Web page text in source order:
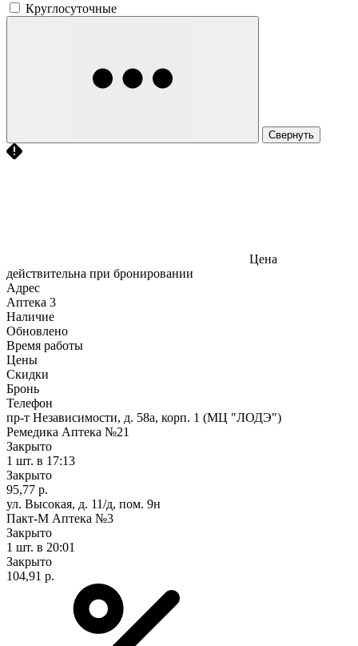
Круглосуточные
Свернуть
Цена
действительна при бронировании
Адрес
Аптека 3
Наличие
Обновлено
Время работы
Цены
Скидки
Бронь
Телефон
пр-т Независимости, д. 58а, корп. 1 (МЦ "ЛОДЭ")
Ремедика Аптека №21
Закрыто
1 шт. в 17:13
Закрыто
95,77 р.
ул. Высокая, д. 11/д, пом. 9н
Пакт-М Аптека №3
Закрыто
1 шт. в 20:01
Закрыто
104,91 р.